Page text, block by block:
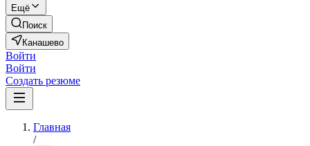
Ещё
Поиск
Канашево
Войти
Войти
Создать резюме
Главная
/